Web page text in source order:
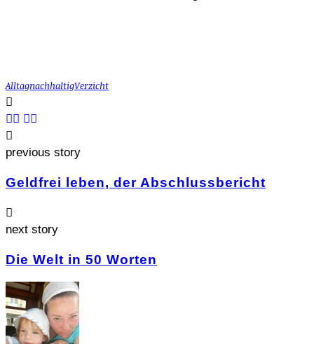
AlltagNachhaltigVerzicht
previous story
Geldfrei leben, der Abschlussbericht
next story
Die Welt in 50 Worten